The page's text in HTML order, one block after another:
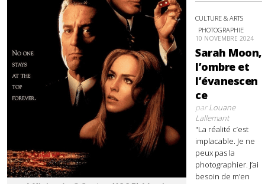
CULTURE & ARTS
PHOTOGRAPHIE
10 NOVEMBRE 2024
Sarah Moon,
l’ombre et
l’évanescen
ce
parLouane
Lallemant
"La réalité c’est
implacable. Je ne
peux pas la
photographier. J’ai
besoin de m’en